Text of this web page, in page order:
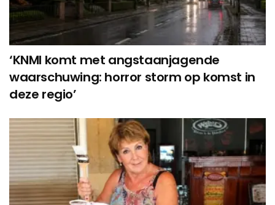
‘KNMI komt met angstaanjagende
waarschuwing: horror storm op komst in
deze regio’